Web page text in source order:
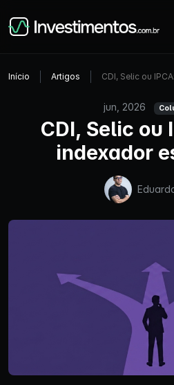
Início Artigos CDI, Selic ou
jun, 2026
CDI, Selic ou
indexador